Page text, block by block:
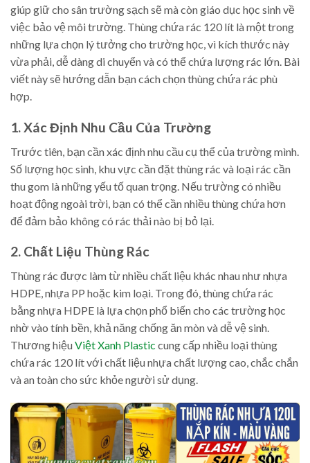
giúp giữ cho sân trường sạch sẽ mà còn giáo dục học sinh về
việc bảo vệ môi trường. Thùng chứa rác 120 lít là một trong
những lựa chọn lý tưởng cho trường học, vì kích thước này
vừa phải, dễ dàng di chuyển và có thể chứa lượng rác lớn. Bài
viết này sẽ hướng dẫn bạn cách chọn thùng chứa rác phù
hợp.
1. Xác Định Nhu Cầu Của Trường
Trước tiên, bạn cần xác định nhu cầu cụ thể của trường mình.
Số lượng học sinh, khu vực cần đặt thùng rác và loại rác cần
thu gom là những yếu tố quan trọng. Nếu trường có nhiều
hoạt động ngoài trời, bạn có thể cần nhiều thùng chứa hơn
để đảm bảo không có rác thải nào bị bỏ lại.
2. Chất Liệu Thùng Rác
Thùng rác được làm từ nhiều chất liệu khác nhau như nhựa
HDPE, nhựa PP hoặc kim loại. Trong đó, thùng chứa rác
bằng nhựa HDPE là lựa chọn phổ biến cho các trường học
nhờ vào tính bền, khả năng chống ăn mòn và dễ vệ sinh.
Thương hiệuViệt Xanh Plastic cung cấp nhiều loại thùng
chứa rác 120 lít với chất liệu nhựa chất lượng cao, chắc chắn
và an toàn cho sức khỏe người sử dụng.